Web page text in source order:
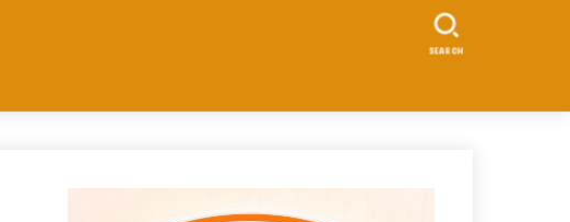
SEARCH